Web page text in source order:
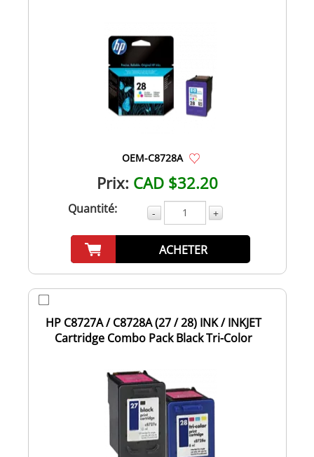
OEM-C8728A
Prix: CAD $32.20
Quantité: - +
ACHETER
HP C8727A / C8728A (27 / 28) INK / INKJET
Cartridge Combo Pack Black Tri-Color